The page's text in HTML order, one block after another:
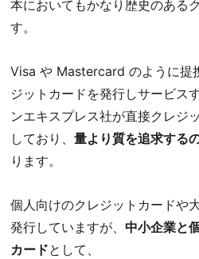
本においてもかなり歴史のある
す。
Visa や Mastercard のように提
ジットカードを発行しサービス
ンエキスプレス社が直接クレジ
しており、量より質を追求する
ります。
個人向けのクレジットカードや
発行していますが、中小企業と
カードとして、